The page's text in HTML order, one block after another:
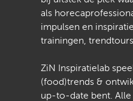
als
impulsen en
trainingen,
ZiN Inspiratielab
(food)trends &
up-to-date bent.